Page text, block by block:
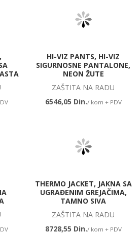
HI-VIZ PANTS, HI-VIZ
SIGURNOSNE PANTALONE,
NEON ŽUTE
ZAŠTITA NA RADU
6546,05 Din./ kom + PDV
THERMO JACKET, JAKNA SA
UGRAĐENIM GREJAČIMA,
TAMNO SIVA
ZAŠTITA NA RADU
8728,55 Din./ kom + PDV